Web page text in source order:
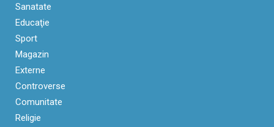
Sanatate
Educaţie
Sport
Magazin
Externe
Controverse
Comunitate
Religie